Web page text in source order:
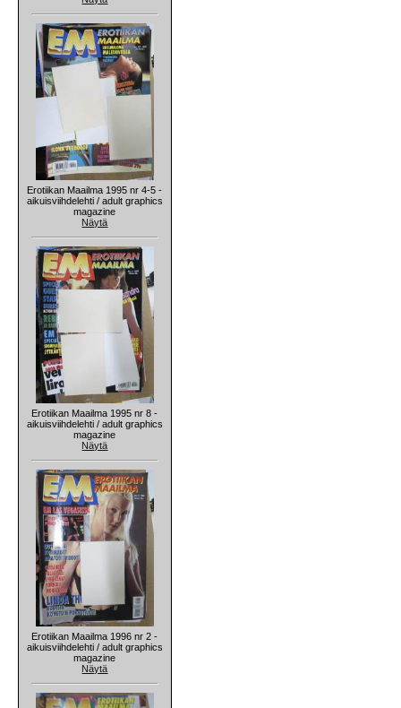
Erotiikan Maailma 1995 nr 4-5 -
aikuisviihdelehti / adult graphics
magazine
Näytä
Erotiikan Maailma 1995 nr 8 -
aikuisviihdelehti / adult graphics
magazine
Näytä
Erotiikan Maailma 1996 nr 2 -
aikuisviihdelehti / adult graphics
magazine
Näytä